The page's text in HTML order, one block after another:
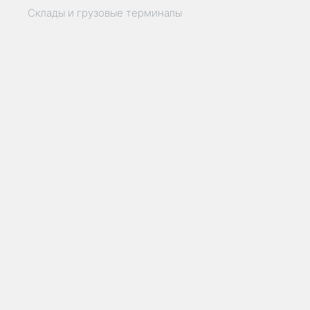
Склады и грузовые терминалы